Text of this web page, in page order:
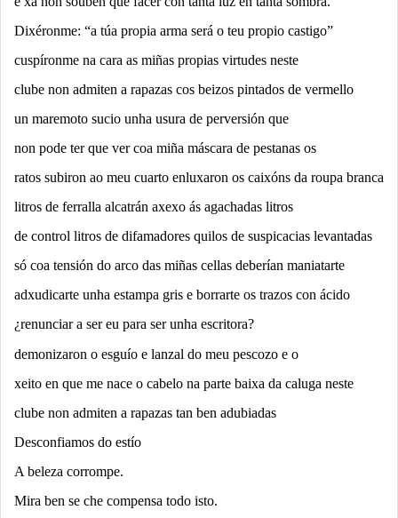
Dixéronme: “a túa propia arma será o teu propio castigo”
cuspíronme na cara as miñas propias virtudes neste
clube non admiten a rapazas cos beizos pintados de vermello
un maremoto sucio unha usura de perversión que
non pode ter que ver coa miña máscara de pestanas os
ratos subiron ao meu cuarto enluxaron os caixóns da roupa branca
litros de ferralla alcatrán axexo ás agachadas litros
de control litros de difamadores quilos de suspicacias levantadas
só coa tensión do arco das miñas cellas deberían maniatarte
adxudicarte unha estampa gris e borrarte os trazos con ácido
¿renunciar a ser eu para ser unha escritora?
demonizaron o esguío e lanzal do meu pescozo e o
xeito en que me nace o cabelo na parte baixa da caluga neste
clube non admiten a rapazas tan ben adubiadas
Desconfiamos do estío
A beleza corrompe.
Mira ben se che compensa todo isto.